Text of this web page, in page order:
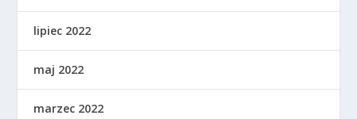
lipiec 2022
maj 2022
marzec 2022